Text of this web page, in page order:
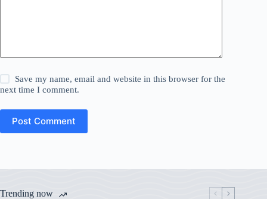
Save my name, email and website in this browser for the
next time I comment.
Post Comment
Trending now